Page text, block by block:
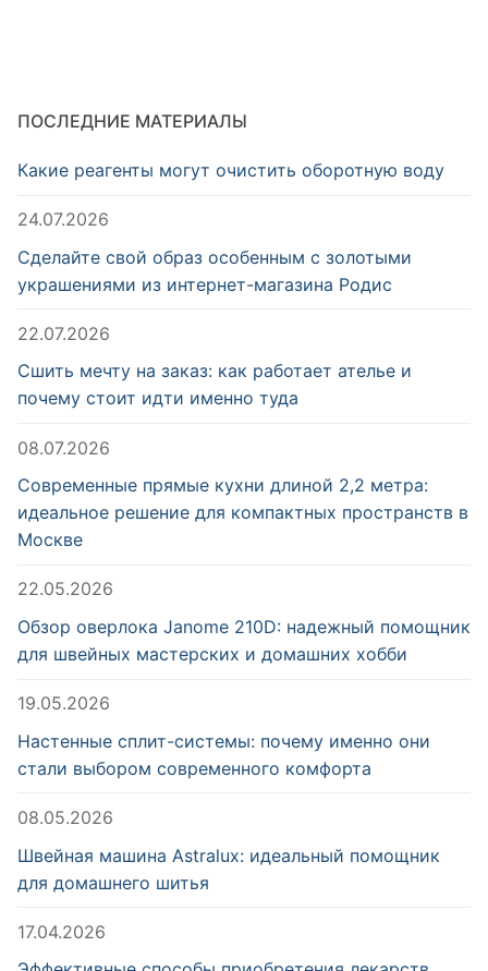
ПОСЛЕДНИЕ МАТЕРИАЛЫ
Какие реагенты могут очистить оборотную воду
24.07.2026
Сделайте свой образ особенным с золотыми
украшениями из интернет-магазина Родис
22.07.2026
Сшить мечту на заказ: как работает ателье и
почему стоит идти именно туда
08.07.2026
Современные прямые кухни длиной 2,2 метра:
идеальное решение для компактных пространств в
Москве
22.05.2026
Обзор оверлока Janome 210D: надежный помощник
для швейных мастерских и домашних хобби
19.05.2026
Настенные сплит-системы: почему именно они
стали выбором современного комфорта
08.05.2026
Швейная машина Astralux: идеальный помощник
для домашнего шитья
17.04.2026